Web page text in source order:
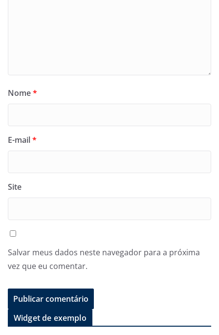
Nome*
E-mail*
Site
Salvar meus dados neste navegador para a próxima
vez que eu comentar.
Widget de exemplo